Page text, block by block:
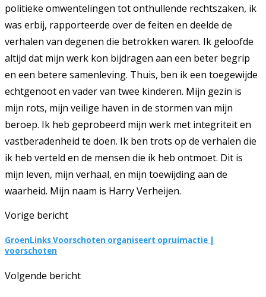
politieke omwentelingen tot onthullende rechtszaken, ik
was erbij, rapporteerde over de feiten en deelde de
verhalen van degenen die betrokken waren. Ik geloofde
altijd dat mijn werk kon bijdragen aan een beter begrip
en een betere samenleving. Thuis, ben ik een toegewijde
echtgenoot en vader van twee kinderen. Mijn gezin is
mijn rots, mijn veilige haven in de stormen van mijn
beroep. Ik heb geprobeerd mijn werk met integriteit en
vastberadenheid te doen. Ik ben trots op de verhalen die
ik heb verteld en de mensen die ik heb ontmoet. Dit is
mijn leven, mijn verhaal, en mijn toewijding aan de
waarheid. Mijn naam is Harry Verheijen.
Vorige bericht
GroenLinks Voorschoten organiseert opruimactie |
voorschoten
Volgende bericht